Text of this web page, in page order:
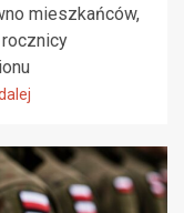
mieszkańców,
rocznicy